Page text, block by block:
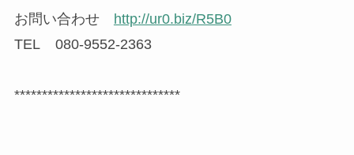
お問い合わせ http://ur0.biz/R5B0
TEL 080-9552-2363
******************************